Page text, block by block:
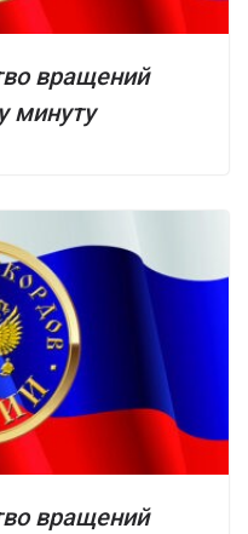
вращений
минуту
вращений